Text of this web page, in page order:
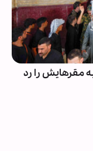
مقرهایش را رد